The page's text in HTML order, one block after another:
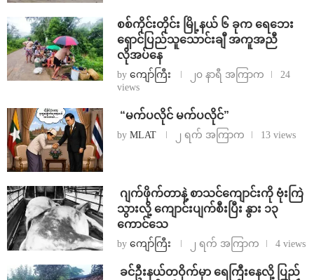
စစ်ကိုင်းတိုင်း မြို့နယ် ၆ ခုက ရေဘေး
ရှောင်ပြည်သူသောင်းချီ အကူအညီ
လိုအပ်နေ
by ကျော်ကြီး ၂၀ နာရီ အကြာက
24
views
⁨ ⁨“မက်ပလိုင် မက်ပလိုင်”
by MLAT ၂ ရက် အကြာက 13 views
⁨⁩ ⁨ဂျက်ဖိုက်တာနဲ့ စာသင်ကျောင်းကို ဗုံးကြဲ
သွားလို့ ကျောင်းပျက်စီးပြီး နွား ၁၃
ကောင်သေ
by ကျော်ကြီး ၂ ရက် အကြာက 4 views
⁩ ⁨ခင်ဦးနယ်တဝိုက်မှာ ရေကြီးနေလို့ ပြည်